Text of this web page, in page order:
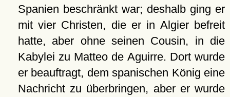
Spanien beschränkt war; deshalb ging er
mit vier Christen, die er in Algier befreit
hatte, aber ohne seinen Cousin, in die
Kabylei zu Matteo de Aguirre. Dort wurde
er beauftragt, dem spanischen König eine
Nachricht zu überbringen, aber er wurde